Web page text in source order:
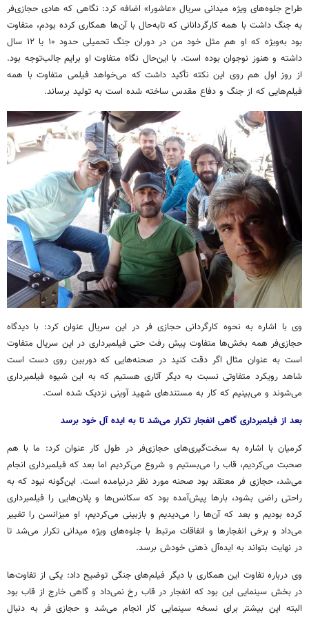
طراح جلوه‌های ویژه میدانی سریال «عاشورا» اضافه کرد: نگاهی که هادی حجازی‌فر
به جنگ داشت با همه کارگردانانی که تابه‌حال با آن‌ها همکاری کرده بودم، متفاوت
بود به‌ویژه که او هم مثل خود من در دوران جنگ تحمیلی حدود ۱۰ یا ۱۲ سال
داشته و هنوز نوجوان بوده است. با این‌حال نگاه متفاوت او برایم جالب‌توجه بود.
از روز اول هم روی این نکته تأکید داشت که می‌خواهد فیلمی متفاوت با همه
فیلم‌هایی که از جنگ و دفاع مقدس ساخته شده است به تولید برساند.
وی با اشاره به نحوه کارگردانی حجازی فر در این سریال عنوان کرد: با دیدگاه
حجازی‌فر همه بخش‌ها متفاوت پیش رفت حتی فیلمبرداری در این سریال متفاوت
است به عنوان مثال اگر دقت کنید در صحنه‌هایی که دوربین روی دست است
شاهد رویکرد متفاوتی نسبت به دیگر آثاری هستیم که به این شیوه فیلمبرداری
می‌شوند و می‌بینیم که کار به مستندهای شهیدآوینی نزدیک شده است.
بعد از فیلمبرداری گاهی انفجار تکرار می‌شد تا به ایده آل خود برسد
کرمیان با اشاره به سخت‌گیری‌های حجازی‌فر در طول کار عنوان کرد: ما با هم
صحبت می‌کردیم، قاب را می‌بستیم و شروع می‌کردیم اما بعد که فیلمبرداری انجام
می‌شد، حجازی فر معتقد بود صحنه مورد نظر درنیامده است. این‌گونه نبود که به
راحتی راضی بشود، بارها پیش‌آمده بود که سکانس‌ها و پلان‌هایی را فیلمبرداری
کرده بودیم و بعد که آن‌ها را می‌دیدیم و بازبینی می‌کردیم، او میزانسن را تغییر
می‌داد و برخی انفجارها و اتفاقات مرتبط با جلوه‌های ویژه میدانی تکرار می‌شد تا
در نهایت بتواند به ایده‌آل ذهنی خودش برسد.
وی درباره تفاوت این همکاری با دیگر فیلم‌های جنگی توضیح داد: یکی از تفاوت‌ها
در بخش سینمایی این بود که انفجار در قاب رخ نمی‌داد و گاهی خارج از قاب بود
البته این بیشتر برای نسخه سینمایی کار انجام می‌شد و حجازی فر به دنبال